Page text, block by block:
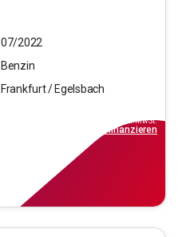
07/2022
Benzin
Frankfurt / Egelsbach
inkl.MwSt.
finanzieren